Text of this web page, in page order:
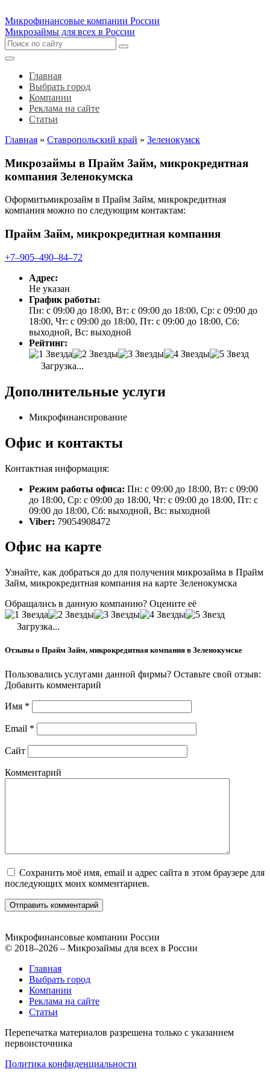
Микрофинансовые компании России
Микрозаймы для всех в России
Главная
Выбрать город
Компании
Реклама на сайте
Статьи
Главная » Ставропольский край » Зеленокумск
Микрозаймы в Прайм Займ, микрокредитная
компания Зеленокумска
Оформитьмикрозайм в Прайм Займ, микрокредитная
компания можно по следующим контактам:
Прайм Займ, микрокредитная компания
+7‒905‒490‒84‒72
Адрес:
Не указан
График работы:
Пн: с 09:00 до 18:00, Вт: с 09:00 до 18:00, Ср: с 09:00 до
18:00, Чт: с 09:00 до 18:00, Пт: с 09:00 до 18:00, Сб:
выходной, Вс: выходной
Рейтинг:
Загрузка...
Дополнительные услуги
Микрофинансирование
Офис и контакты
Контактная информация:
Режим работы офиса: Пн: с 09:00 до 18:00, Вт: с 09:00
до 18:00, Ср: с 09:00 до 18:00, Чт: с 09:00 до 18:00, Пт: с
09:00 до 18:00, Сб: выходной, Вс: выходной
Viber: 79054908472
Офис на карте
Узнайте, как добраться до для получения микрозайма в Прайм
Займ, микрокредитная компания на карте Зеленокумска
Обращались в данную компанию? Оцените её
Загрузка...
Отзывы о Прайм Займ, микрокредитная компания в Зеленокумске
Пользовались услугами данной фирмы? Оставьте свой отзыв:
Добавить комментарий
Имя *
Email *
Сайт
Комментарий
Сохранить моё имя, email и адрес сайта в этом браузере для
последующих моих комментариев.
Микрофинансовые компании России
© 2018–2026 – Микрозаймы для всех в России
Главная
Выбрать город
Компании
Реклама на сайте
Статьи
Перепечатка материалов разрешена только с указанием
первоисточника
Политика конфиденциальности